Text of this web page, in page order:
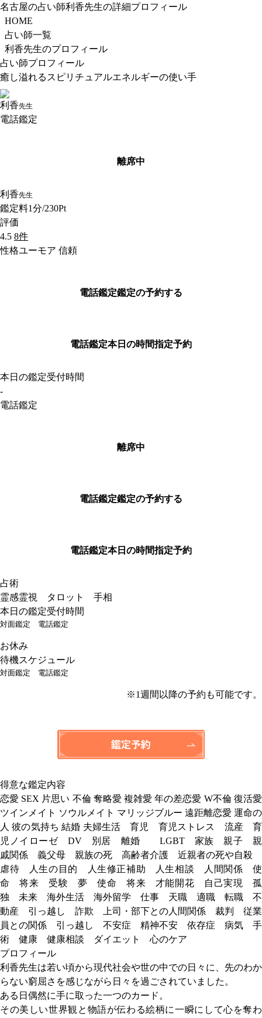
名古屋の占い師利香先生の詳細プロフィール
HOME
占い師一覧
利香先生のプロフィール
占い師プロフィール
癒し溢れるスピリチュアルエネルギーの使い手
利香先生
電話鑑定
離席中
利香先生
鑑定料1分/230Pt
評価
4.5 8件
性格ユーモア 信頼
電話鑑定鑑定の予約する
電話鑑定本日の時間指定予約
本日の鑑定受付時間
-
電話鑑定
離席中
電話鑑定鑑定の予約する
電話鑑定本日の時間指定予約
占術
霊感霊視 タロット 手相
本日の鑑定受付時間
対面鑑定 電話鑑定
お休み
待機スケジュール
対面鑑定 電話鑑定
※1週間以降の予約も可能です。
得意な鑑定内容
恋愛 SEX 片思い 不倫 奪略愛 複雑愛 年の差恋愛 W不倫 復活愛
ツインメイト ソウルメイト マリッジブルー 遠距離恋愛 運命の
人 彼の気持ち 結婚 夫婦生活 育児 育児ストレス 流産 育
児ノイローゼ DV 別居 離婚 LGBT 家族 親子 親
戚関係 義父母 親族の死 高齢者介護 近親者の死や自殺
虐待 人生の目的 人生修正補助 人生相談 人間関係 使
命 将来 受験 夢 使命 将来 才能開花 自己実現 孤
独 未来 海外生活 海外留学 仕事 天職 適職 転職 不
動産 引っ越し 詐欺 上司・部下との人間関係 裁判 従業
員との関係 引っ越し 不安症 精神不安 依存症 病気 手
術 健康 健康相談 ダイエット 心のケア
プロフィール
利香先生は若い頃から現代社会や世の中での日々に、先のわか
らない窮屈さを感じながら日々を過ごされていました。
ある日偶然に手に取った一つのカード。
その美しい世界観と物語が伝わる絵柄に一瞬にして心を奪わ